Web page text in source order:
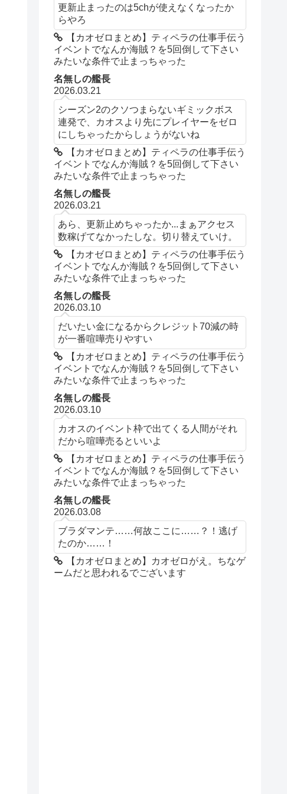
更新止まったのは5chが使えなくなったか
らやろ
【カオゼロまとめ】ティペラの仕事手伝う
イベントでなんか海賊？を5回倒して下さい
みたいな条件で止まっちゃった
名無しの艦長
2026.03.21
シーズン2のクソつまらないギミックボス
連発で、カオスより先にプレイヤーをゼロ
にしちゃったからしょうがないね
【カオゼロまとめ】ティペラの仕事手伝う
イベントでなんか海賊？を5回倒して下さい
みたいな条件で止まっちゃった
名無しの艦長
2026.03.21
あら、更新止めちゃったか...まぁアクセス
数稼げてなかったしな。切り替えていけ。
【カオゼロまとめ】ティペラの仕事手伝う
イベントでなんか海賊？を5回倒して下さい
みたいな条件で止まっちゃった
名無しの艦長
2026.03.10
だいたい金になるからクレジット70減の時
が一番喧嘩売りやすい
【カオゼロまとめ】ティペラの仕事手伝う
イベントでなんか海賊？を5回倒して下さい
みたいな条件で止まっちゃった
名無しの艦長
2026.03.10
カオスのイベント枠で出てくる人間がそれ
だから喧嘩売るといいよ
【カオゼロまとめ】ティペラの仕事手伝う
イベントでなんか海賊？を5回倒して下さい
みたいな条件で止まっちゃった
名無しの艦長
2026.03.08
ブラダマンテ……何故ここに……？！逃げ
たのか……！
【カオゼロまとめ】カオゼロがえ。ちなゲ
ームだと思われるでございます